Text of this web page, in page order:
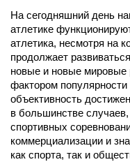
На сегодняшний день
атлетике
атлетика, несмотря на
продолжает
новые и новые
фактором популярности
объективность
в большинстве
спортивных
коммерциализации и
как спорта, так и